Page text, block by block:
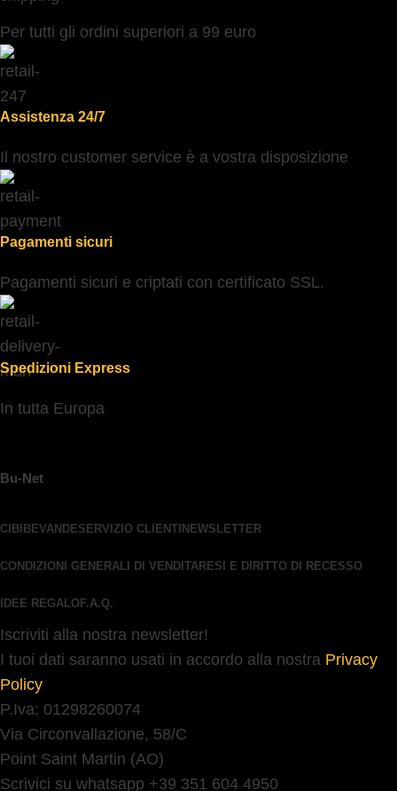
Per tutti gli ordini superiori a 99 euro
Assistenza 24/7
Il nostro customer service è a vostra disposizione
Pagamenti sicuri
Pagamenti sicuri e criptati con certificato SSL.
Spedizioni Express
In tutta Europa
Bu-Net
CIBIBEVANDESERVIZIO CLIENTINEWSLETTER
CONDIZIONI GENERALI DI VENDITARESI E DIRITTO DI RECESSO
IDEE REGALOF.A.Q.
Iscriviti alla nostra newsletter!
I tuoi dati saranno usati in accordo alla nostra Privacy
Policy
P.Iva: 01298260074
Via Circonvallazione, 58/C
Point Saint Martin (AO)
Scrivici su whatsapp +39 351 604 4950